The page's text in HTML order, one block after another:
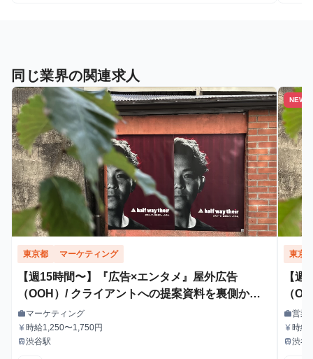
同じ業界の関連求人
東京都 マーケティング
【週15時間〜】『広告×エンタメ』屋外広告
（OOH）/ クライアントへの提案資料を裏側から
支えるインターン！
職種
workマーケティング
給与
currency_yen時給1,250〜1,750円
最寄駅
train渋谷駅
NEW
東京
【
（
職種
work営業
給与
currency_yen時給
最寄駅
train渋谷